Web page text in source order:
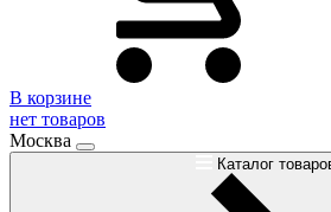
В корзине
нет товаров
Москва
Каталог